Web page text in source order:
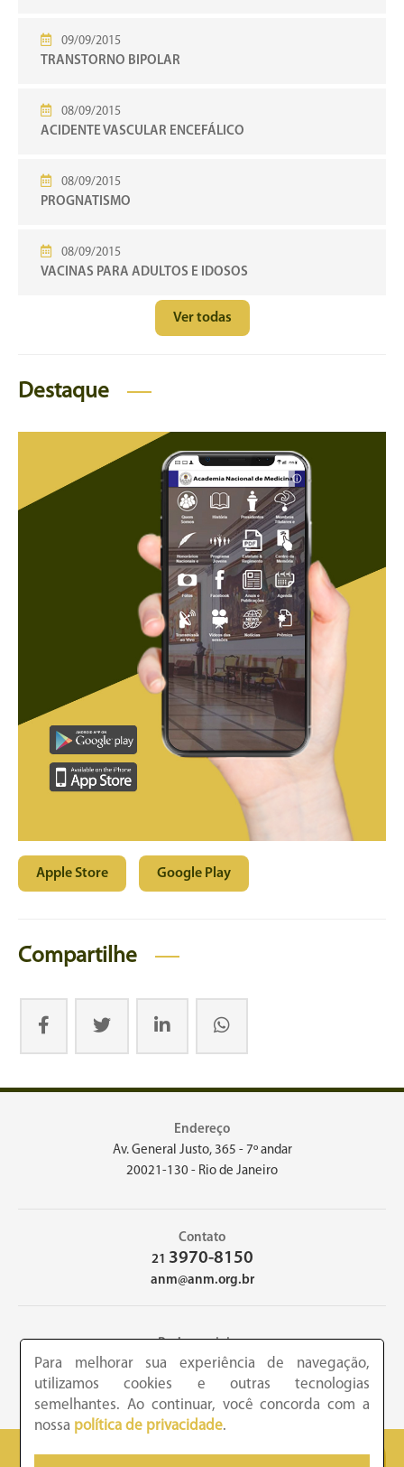
09/09/2015
TRANSTORNO BIPOLAR
08/09/2015
ACIDENTE VASCULAR ENCEFÁLICO
08/09/2015
PROGNATISMO
08/09/2015
VACINAS PARA ADULTOS E IDOSOS
Ver todas
Destaque
Apple Store Google Play
Compartilhe
Endereço
Av. General Justo, 365 - 7º andar
20021-130 - Rio de Janeiro
Contato
21 3970-8150
anm@anm.org.br
Redes sociais
2026 - Academia Nacional de Medicina - Copyright © todos os
Para melhorar sua experiência de navegação,
utilizamos cookies e outras tecnologias
semelhantes. Ao continuar, você concorda com a
nossa política de privacidade.